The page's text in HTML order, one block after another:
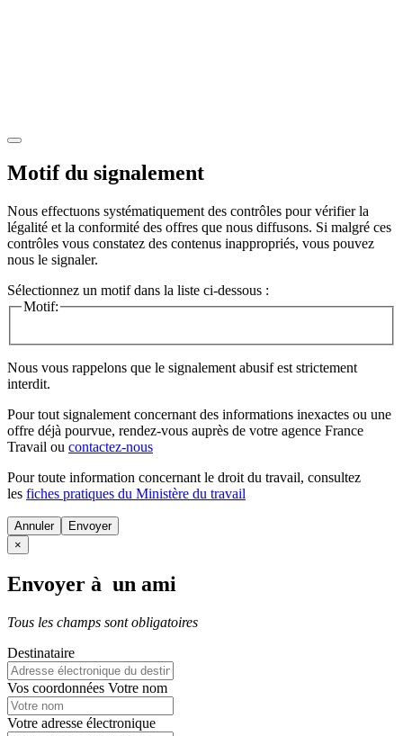
Motif du signalement
Nous effectuons systématiquement des contrôles pour vérifier la
légalité et la conformité des offres que nous diffusons. Si malgré ces
contrôles vous constatez des contenus inappropriés, vous pouvez
nous le signaler.
Sélectionnez un motif dans la liste ci-dessous :
Motif:
Nous vous rappelons que le signalement abusif est strictement
interdit.
Pour tout signalement concernant des informations inexactes ou une
offre déjà pourvue, rendez-vous auprès de votre agence France
Travail ou contactez-nous
Pour toute information concernant le droit du travail, consultez
les fiches pratiques du Ministère du travail
Annuler
×
Envoyer à un ami
Tous les champs sont obligatoires
Destinataire
Vos coordonnées Votre nom
Votre adresse électronique